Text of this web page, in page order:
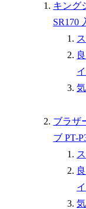
キング
SR170
ブラザ
ブ PT-